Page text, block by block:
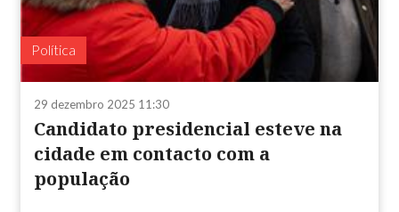
Política
29 dezembro 2025 11:30
Candidato presidencial esteve na
cidade em contacto com a
população